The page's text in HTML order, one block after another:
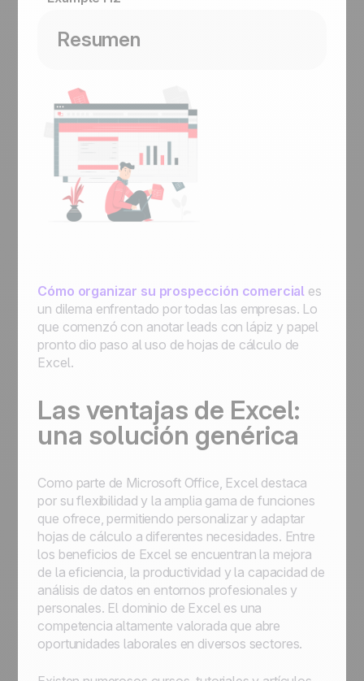
Resumen
Cómo organizar su prospección comercial es
un dilema enfrentado por todas las empresas. Lo
que comenzó con anotar leads con lápiz y papel
pronto dio paso al uso de hojas de cálculo de
Excel.
Las ventajas de Excel:
una solución genérica
Como parte de Microsoft Office, Excel destaca
por su flexibilidad y la amplia gama de funciones
que ofrece, permitiendo personalizar y adaptar
hojas de cálculo a diferentes necesidades. Entre
los beneficios de Excel se encuentran la mejora
de la eficiencia, la productividad y la capacidad de
análisis de datos en entornos profesionales y
personales. El dominio de Excel es una
competencia altamente valorada que abre
oportunidades laborales en diversos sectores.